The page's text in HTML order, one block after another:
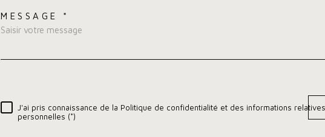
TRAD_MELTEM_VOREDEMANDE
MESSAGE *
RÈGLEMENTATION
J'ai pris connaissance de la Politique de confidentialité et des informations
personnelles (*)